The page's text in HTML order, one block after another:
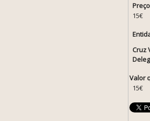
15€
Cruz
Valor
15€